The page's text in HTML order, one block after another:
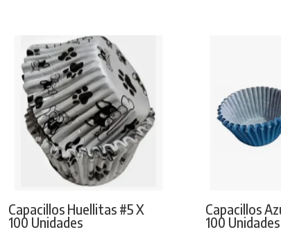
Capacillos Huellitas #5 X
100 Unidades
Capacillos
100 Unidades